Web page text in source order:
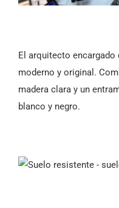
El arquitecto
moderno y original.
madera clara y un
blanco y negro.